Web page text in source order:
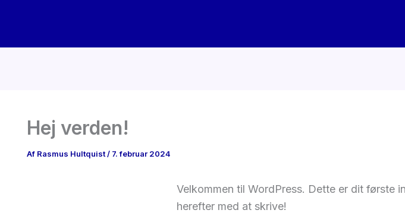
Hej verden!
Af Rasmus Hultquist/ 7. februar 2024
Velkommen til WordPress. Dette er dit første
herefter med at skrive!